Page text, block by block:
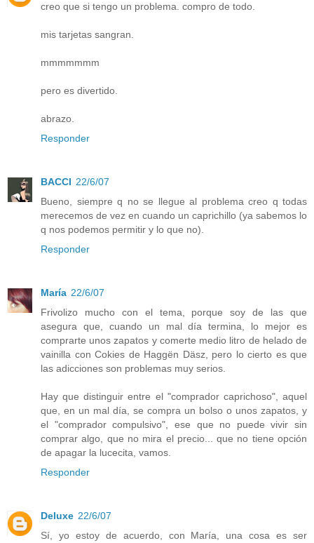
creo que si tengo un problema. compro de todo.
mis tarjetas sangran.
mmmmmmm
pero es divertido.
abrazo.
Responder
BACCI 22/6/07
Bueno, siempre q no se llegue al problema creo q todas
merecemos de vez en cuando un caprichillo (ya sabemos lo
q nos podemos permitir y lo que no).
Responder
María 22/6/07
Frivolizo mucho con el tema, porque soy de las que
asegura que, cuando un mal día termina, lo mejor es
comprarte unos zapatos y comerte medio litro de helado de
vainilla con Cokies de Haggën Däsz, pero lo cierto es que
las adicciones son problemas muy serios.
Hay que distinguir entre el "comprador caprichoso", aquel
que, en un mal día, se compra un bolso o unos zapatos, y
el "comprador compulsivo", ese que no puede vivir sin
comprar algo, que no mira el precio... que no tiene opción
de apagar la lucecita, vamos.
Responder
Deluxe 22/6/07
Sí, yo estoy de acuerdo, con María, una cosa es ser